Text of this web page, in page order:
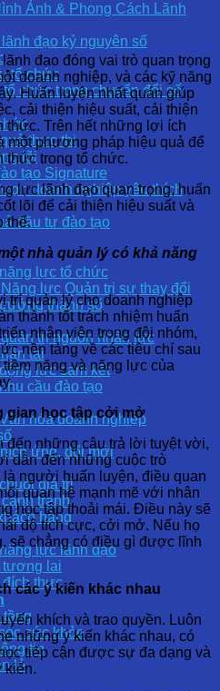
Ảnh & Phong Cách Lãnh
đạo kỷ nguyên số
tổ chức
chức trong chuyển đổi số
thực thi
lõi
tạo Signature
doanh nghiệp yêu thích
đầu tư đào tạo
lực tổ chức
lực Quản trị sự thay đổi
thành số
trị nguồn nhân lực
tài
lực cam kết
cầu đào tạo
hóa doanh nghiệp
ứng, đổi mới
giá trị
tranh
hàng
lực lãnh đạo
tương lai
thực
sức khỏe
tin
lẻ
đạo đóng vai trò quan trọng
doanh nghiệp, và các kỹ năng
Huấn luyện nhất quán giúp
cải thiện hiệu suất, cải thiện
​​thức. Trên hết những lợi ích
một phương pháp hiệu quả để
thức trong tổ chức.
lực lãnh đạo quan trọng, huấn
lõi để cải thiện hiệu suất và
thể.
nhà quản lý có khả năng
trí quản lý cho doanh nghiệp
thành tốt trách nhiệm huấn
nhân viên trong đội nhóm,
nền tảng về các tiêu chí sau
năng và năng lực của
gian học tập cởi mở
đến những câu trả lời tuyệt vời,
dẫn đến những cuộc trò
người huấn luyện, điều quan
quan hệ mạnh mẽ với nhân
học tập thoải mái. Điều này sẽ
độ tích cực, cởi mở. Nếu họ
sẽ chẳng có điều gì được lĩnh
các ý kiến khác nhau
khích và trao quyền. Luôn
những ý kiến khác nhau, có
tiếp cận được sự đa dạng và
kiến.